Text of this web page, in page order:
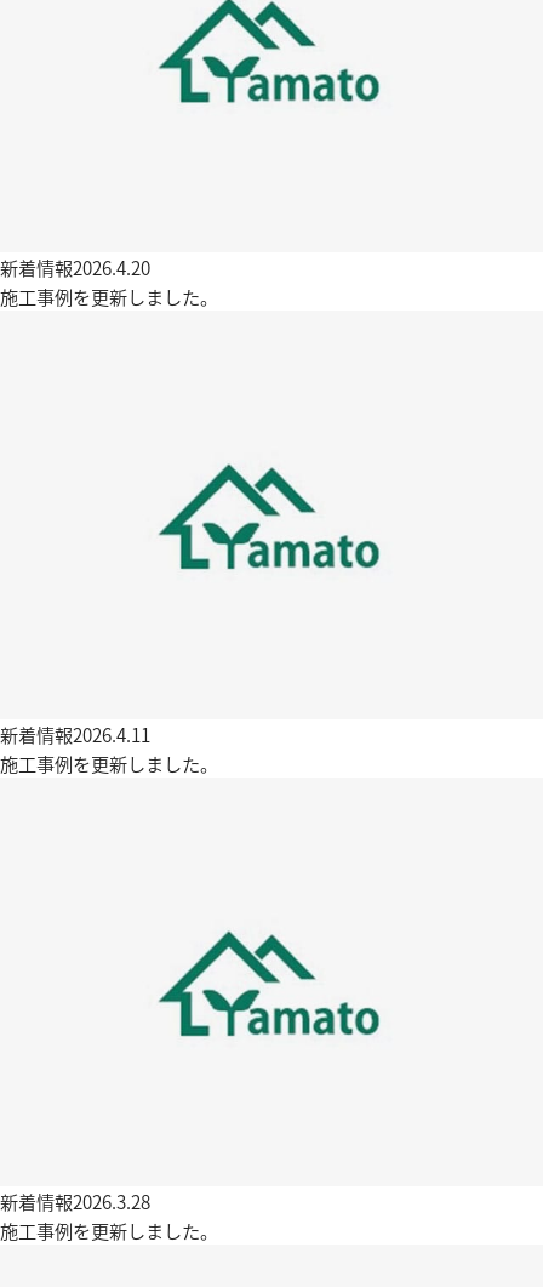
新着情報2026.4.20
施工事例を更新しました。
新着情報2026.4.11
施工事例を更新しました。
新着情報2026.3.28
施工事例を更新しました。